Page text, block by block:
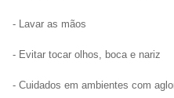
- Lavar as mãos
- Evitar tocar olhos, boca e nariz
- Cuidados em ambientes com